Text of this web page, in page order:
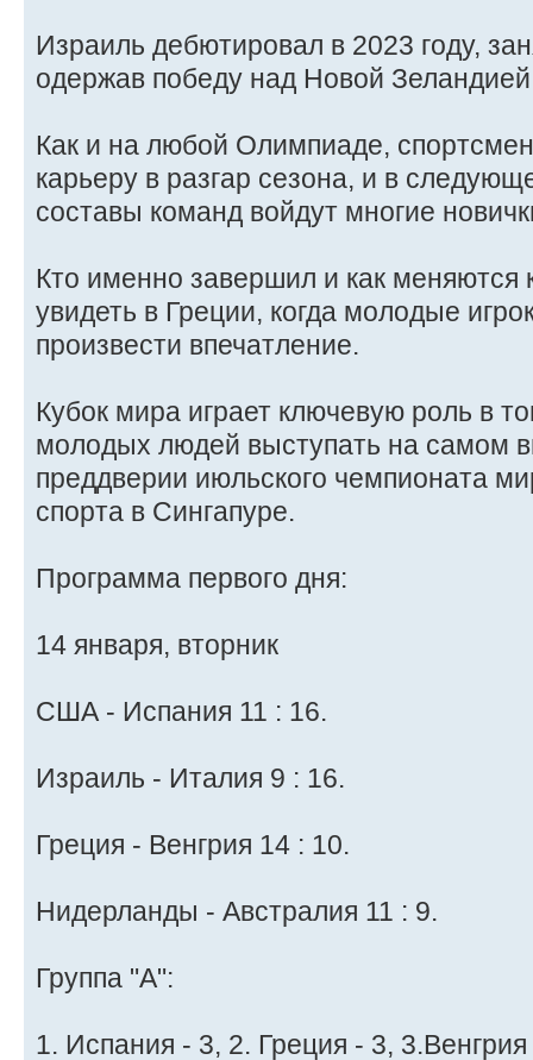
Израиль дебютировал в 2023 году,
одержав победу над Новой
Как и на любой Олимпиаде,
карьеру в разгар сезона, и в
составы команд войдут многие
Кто именно завершил и как
увидеть в Греции, когда молодые
произвести впечатление.
Кубок мира играет ключевую роль в
молодых людей выступать на самом
преддверии июльского чемпионата
спорта в Сингапуре.
Программа первого дня:
14 января, вторник
США - Испания 11 : 16.
Израиль - Италия 9 : 16.
Греция - Венгрия 14 : 10.
Нидерланды - Австралия 11 : 9.
Группа "A":
1. Испания - 3, 2. Греция - 3,